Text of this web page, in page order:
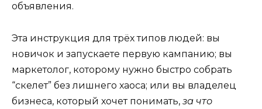
объявления.
Эта инструкция для трёх типов людей: вы
новичок и запускаете первую кампанию; вы
маркетолог, которому нужно быстро собрать
“скелет” без лишнего хаоса; или вы владелец
бизнеса, который хочет понимать, за что